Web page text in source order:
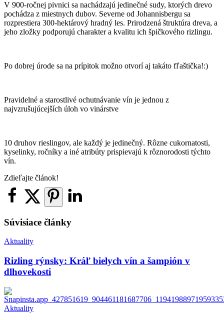
V 900-ročnej pivnici sa nachádzajú jedinečné sudy, ktorých drevo
pochádza z miestnych dubov. Severne od Johannisbergu sa
rozprestiera 300-hektárový hradný les. Prirodzená štruktúra dreva, a
jeho zložky podporujú charakter a kvalitu ich špičkového rizlingu.
Po dobrej úrode sa na prípitok možno otvorí aj takáto fľaštička!:)
Pravidelné a starostlivé ochutnávanie vín je jednou z
najvzrušujúcejších úloh vo vinárstve
10 druhov rieslingov, ale každý je jedinečný. Rôzne cukornatosti,
kyselinky, ročníky a iné atribúty prispievajú k rôznorodosti týchto
vín.
Zdieľajte článok!
Súvisiace články
Aktuality
Rizling rýnsky: Kráľ bielych vín a šampión v
dlhovekosti
Aktuality